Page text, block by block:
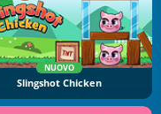
NUOVO
Slingshot Chicken